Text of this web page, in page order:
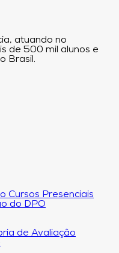
atuando no
de 500 mil alunos e
Brasil.
Cursos Presenciais
do DPO
de Avaliação